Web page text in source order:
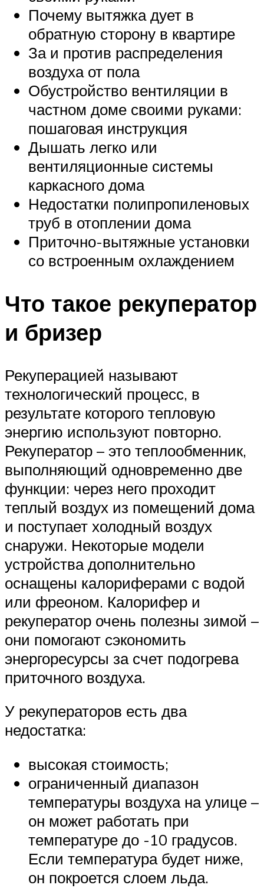
Почему вытяжка дует в
обратную сторону в квартире
За и против распределения
воздуха от пола
Обустройство вентиляции в
частном доме своими руками:
пошаговая инструкция
Дышать легко или
вентиляционные системы
каркасного дома
Недостатки полипропиленовых
труб в отоплении дома
Приточно-вытяжные установки
со встроенным охлаждением
Что такое рекуператор
и бризер
Рекуперацией называют
технологический процесс, в
результате которого тепловую
энергию используют повторно.
Рекуператор – это теплообменник,
выполняющий одновременно две
функции: через него проходит
теплый воздух из помещений дома
и поступает холодный воздух
снаружи. Некоторые модели
устройства дополнительно
оснащены калориферами с водой
или фреоном. Калорифер и
рекуператор очень полезны зимой –
они помогают сэкономить
энергоресурсы за счет подогрева
приточного воздуха.
У рекуператоров есть два
недостатка:
высокая стоимость;
ограниченный диапазон
температуры воздуха на улице –
он может работать при
температуре до -10 градусов.
Если температура будет ниже,
он покроется слоем льда.